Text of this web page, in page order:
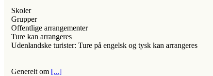
Skoler
Grupper
Offentlige arrangementer
Ture kan arrangeres
Udenlandske turister: Ture på engelsk og tysk kan arrangeres
Generelt om [...]